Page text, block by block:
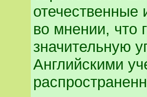
во мнении, что
значительную
Английскими